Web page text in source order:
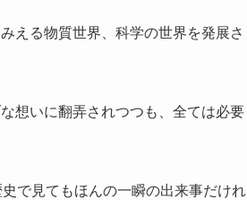
える物質世界、科学の世界を発展さ
想いに翻弄されつつも、全ては必要
で見てもほんの一瞬の出来事だけれ